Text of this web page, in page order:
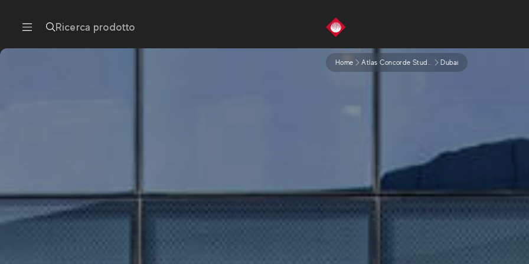
Ricerca prodotto
Home Atlas Concorde Studios Dubai